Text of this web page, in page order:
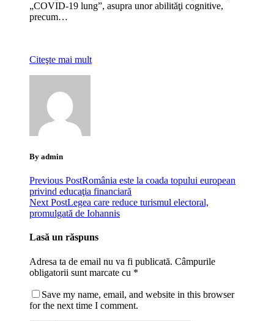
„COVID-19 lung”, asupra unor abilităţi cognitive,
precum…
Citeşte mai mult
By admin
Previous PostRomânia este la coada topului european
privind educaţia financiară
Next PostLegea care reduce turismul electoral,
promulgată de Iohannis
Lasă un răspuns
Adresa ta de email nu va fi publicată. Câmpurile
obligatorii sunt marcate cu *
Save my name, email, and website in this browser
for the next time I comment.